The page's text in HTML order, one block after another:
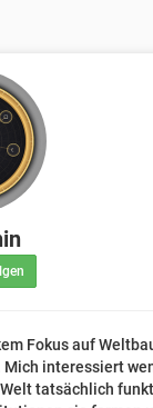
Fokus auf
interessiert
tatsächlich